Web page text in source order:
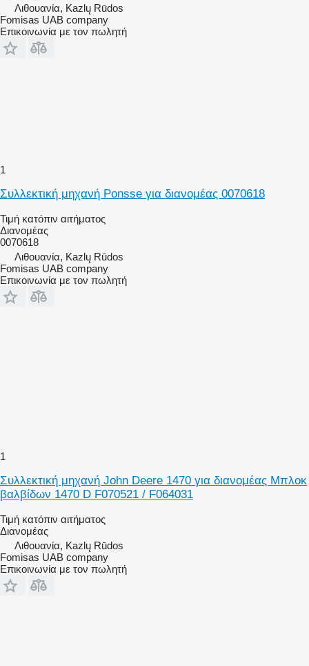
Λιθουανία, Kazlų Rūdos
Fomisas UAB company
Επικοινωνία με τον πωλητή
1
Συλλεκτική μηχανή Ponsse για διανομέας 0070618
Τιμή κατόπιν αιτήματος
Διανομέας
0070618
Λιθουανία, Kazlų Rūdos
Fomisas UAB company
Επικοινωνία με τον πωλητή
1
Συλλεκτική μηχανή John Deere 1470 για διανομέας Μπλοκ
βαλβίδων 1470 D F070521 / F064031
Τιμή κατόπιν αιτήματος
Διανομέας
Λιθουανία, Kazlų Rūdos
Fomisas UAB company
Επικοινωνία με τον πωλητή